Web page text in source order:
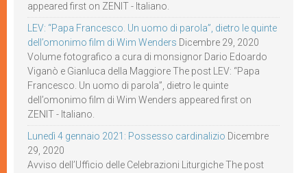
appeared first on ZENIT - Italiano.
LEV: “Papa Francesco. Un uomo di parola”, dietro le quinte
dell’omonimo film di Wim Wenders Dicembre 29, 2020
Volume fotografico a cura di monsignor Dario Edoardo
Viganò e Gianluca della Maggiore The post LEV: “Papa
Francesco. Un uomo di parola”, dietro le quinte
dell’omonimo film di Wim Wenders appeared first on
ZENIT - Italiano.
Lunedì 4 gennaio 2021: Possesso cardinalizio Dicembre
29, 2020
Avviso dell’Ufficio delle Celebrazioni Liturgiche The post